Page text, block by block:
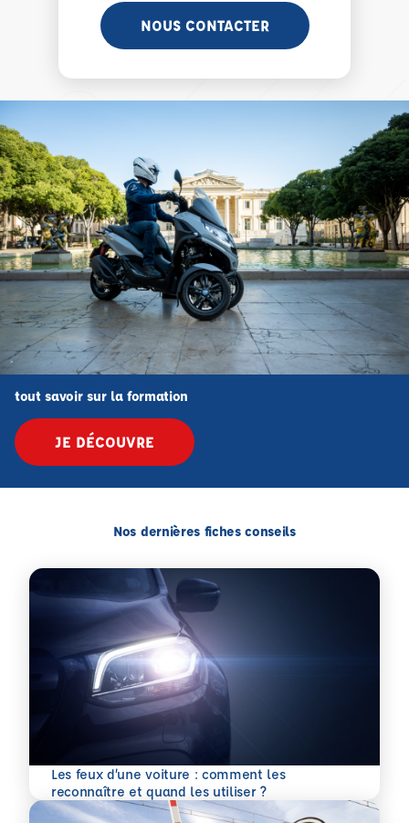
NOUS CONTACTER
tout savoir sur la formation
JE DÉCOUVRE
Nos dernières fiches conseils
Les feux d’une voiture : comment les
reconnaître et quand les utiliser ?
En savoir plus